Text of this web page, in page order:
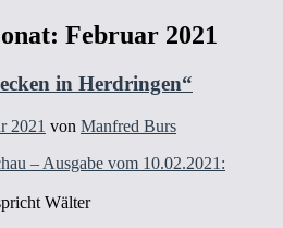
Februar 2021
in Herdringen“
2021 von Manfred Burs
– Ausgabe vom 10.02.2021:
Wälter